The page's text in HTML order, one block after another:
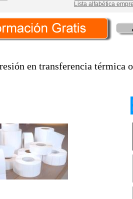
Lista alfabética
en transferencia térmica